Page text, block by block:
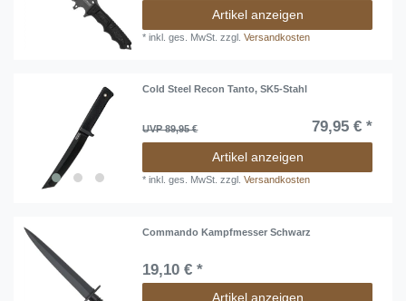
Artikel anzeigen
*inkl. ges. MwSt. zzgl.Versandkosten
Cold Steel Recon Tanto, SK5-Stahl
UVP 89,95 € 79,95 € *
Artikel anzeigen
*inkl. ges. MwSt. zzgl.Versandkosten
Commando Kampfmesser Schwarz
19,10 € *
Artikel anzeigen